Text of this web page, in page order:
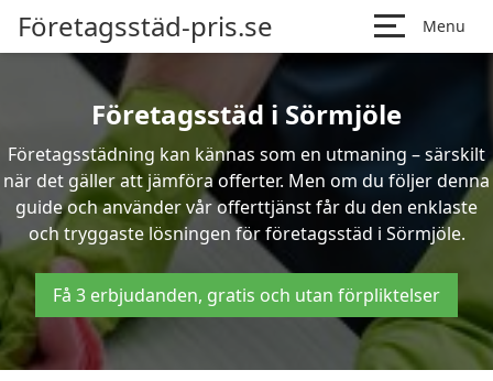
Företagsstäd-pris.se Menu
Företagsstäd i Sörmjöle
Företagsstädning kan kännas som en utmaning – särskilt
när det gäller att jämföra offerter. Men om du följer denna
guide och använder vår offerttjänst får du den enklaste
och tryggaste lösningen för företagsstäd i Sörmjöle.
Få 3 erbjudanden, gratis och utan förpliktelser